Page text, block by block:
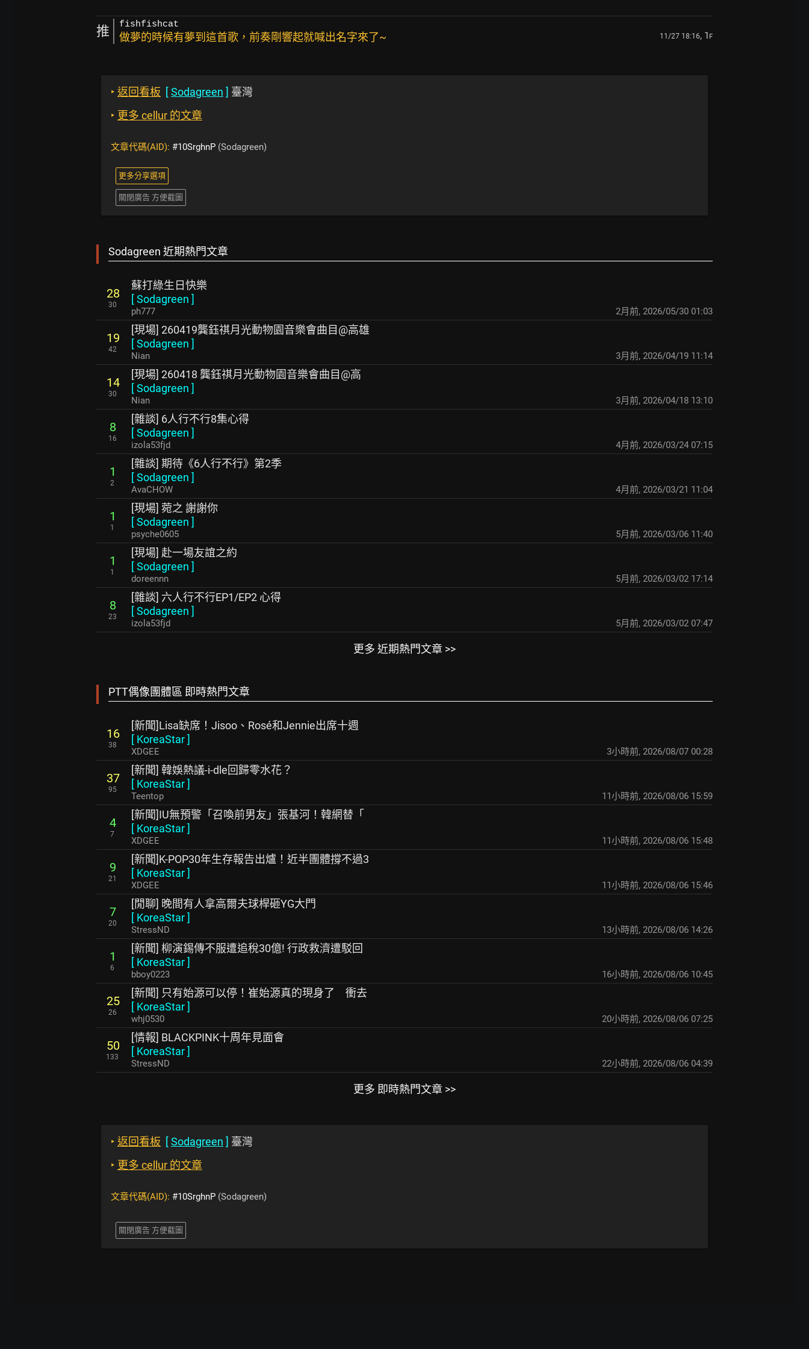
推 fishfishcat
做夢的時候有夢到這首歌，前奏剛響起就喊出名字來了~ 11/27 18:16, 1 F
‣ 返回看板 [Sodagreen ] 臺灣
‣ 更多 cellur 的文章
文章代碼(AID): #10SrghnP (Sodagreen)
更多分享選項
關閉廣告 方便截圖
Sodagreen 近期熱門文章
28
30
蘇打綠生日快樂
[Sodagreen ]
ph777 2月前, 2026/05/30 01:03
19
42
[現場] 260419龔鈺祺月光動物園音樂會曲目@高雄
[Sodagreen ]
Nian 3月前, 2026/04/19 11:14
14
30
[現場] 260418 龔鈺祺月光動物園音樂會曲目@高
[Sodagreen ]
Nian 3月前, 2026/04/18 13:10
8
16
[雜談] 6人行不行8集心得
[Sodagreen ]
izola53fjd 4月前, 2026/03/24 07:15
1
2
[雜談] 期待《6人行不行》第2季
[Sodagreen ]
AvaCHOW 4月前, 2026/03/21 11:04
1
1
[現場] 菀之 謝謝你
[Sodagreen ]
psyche0605 5月前, 2026/03/06 11:40
1
1
[現場] 赴一場友誼之約
[Sodagreen ]
doreennn 5月前, 2026/03/02 17:14
8
23
[雜談] 六人行不行EP1/EP2 心得
[Sodagreen ]
izola53fjd 5月前, 2026/03/02 07:47
更多 近期熱門文章 >>
PTT偶像團體區 即時熱門文章
16
38
[新聞]Lisa缺席！Jisoo、Rosé和Jennie出席十週
[ KoreaStar]
XDGEE 3小時前, 2026/08/07 00:28
37
95
[新聞] 韓娛熱議-i-dle回歸零水花？
[ KoreaStar]
Teentop 11小時前, 2026/08/06 15:59
4
7
[新聞]IU無預警「召喚前男友」張基河！韓網替「
[ KoreaStar]
XDGEE 11小時前, 2026/08/06 15:48
9
21
[新聞]K-POP30年生存報告出爐！近半團體撐不過3
[ KoreaStar]
XDGEE 11小時前, 2026/08/06 15:46
7
20
[閒聊] 晚間有人拿高爾夫球桿砸YG大門
[ KoreaStar]
StressND 13小時前, 2026/08/06 14:26
1
6
[新聞] 柳演錫傳不服遭追稅30億! 行政救濟遭駁回
[ KoreaStar]
bboy0223 16小時前, 2026/08/06 10:45
25
26
[新聞] 只有始源可以停！崔始源真的現身了 衝去
[ KoreaStar]
whj0530 20小時前, 2026/08/06 07:25
50
133
[情報] BLACKPINK十周年見面會
[ KoreaStar]
StressND 22小時前, 2026/08/06 04:39
更多 即時熱門文章 >>
‣ 返回看板 [Sodagreen ] 臺灣
‣ 更多 cellur 的文章
文章代碼(AID): #10SrghnP (Sodagreen)
關閉廣告 方便截圖